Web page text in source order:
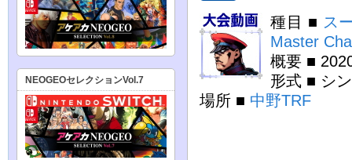
種目 ■ ス
Master
概要 ■
形式 ■ シ
場所 ■ 中野TRF
NEOGEOセレクションVol.7